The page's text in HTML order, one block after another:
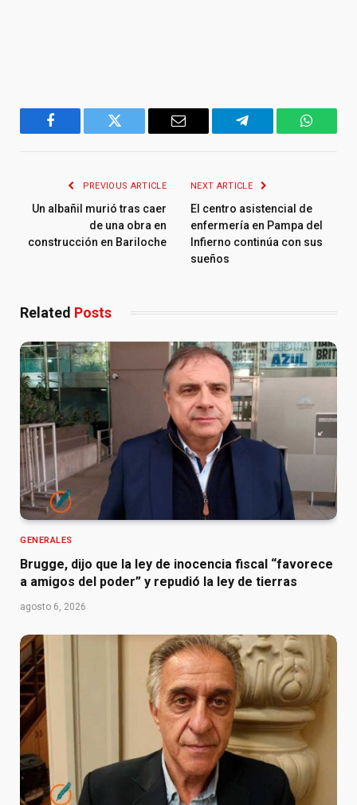
Facebook Twitter Email Telegram
PREVIOUS ARTICLE
Un albañil murió tras caer
de una obra en
construcción en Bariloche
NEXT ARTICLE
El centro asistencial de
enfermería en Pampa del
Infierno continúa con sus
sueños
Related Posts
GENERALES
Brugge, dijo que la ley de inocencia fiscal “favorece
a amigos del poder” y repudió la ley de tierras
agosto 6, 2026